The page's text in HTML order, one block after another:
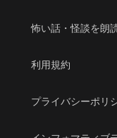
怖い話・怪談を朗
利用規約
プライバシーポリ